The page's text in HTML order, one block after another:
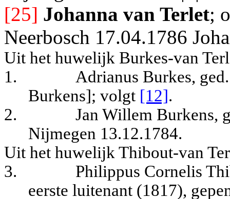
[25] Johanna van Terlet;
Neerbosch 17.04.1786
Uit het huwelijk Burkes-van
1.
Adrianus Burkes,
Burkens]; volgt [12].
2.
Jan Willem Burkens,
Nijmegen 13.12.1784.
Uit het huwelijk Thibout-van
3.
Philippus Cornelis
eerste luitenant (1817),